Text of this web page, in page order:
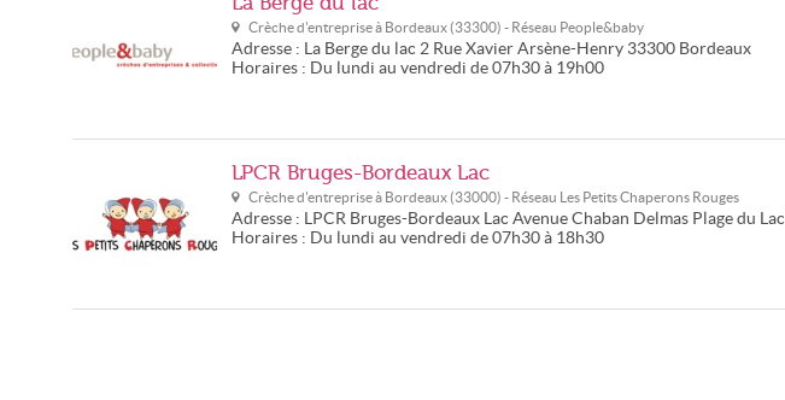
Crèche d'entreprise à Bordeaux (33300) - Réseau People&baby
Adresse : La Berge du lac 2 Rue Xavier Arsène-Henry 33300 Bordeaux
Horaires : Du lundi au vendredi de 07h30 à 19h00
LPCR Bruges-Bordeaux Lac
Crèche d'entreprise à Bordeaux (33000) - Réseau Les Petits Chaperons Rouges
Adresse : LPCR Bruges-Bordeaux Lac Avenue Chaban Delmas Plage du Lac
Horaires : Du lundi au vendredi de 07h30 à 18h30